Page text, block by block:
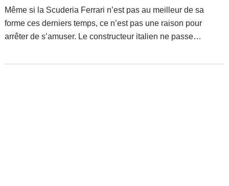
Même si la Scuderia Ferrari n’est pas au meilleur de sa
forme ces derniers temps, ce n’est pas une raison pour
arrêter de s’amuser. Le constructeur italien ne passe
quelques années